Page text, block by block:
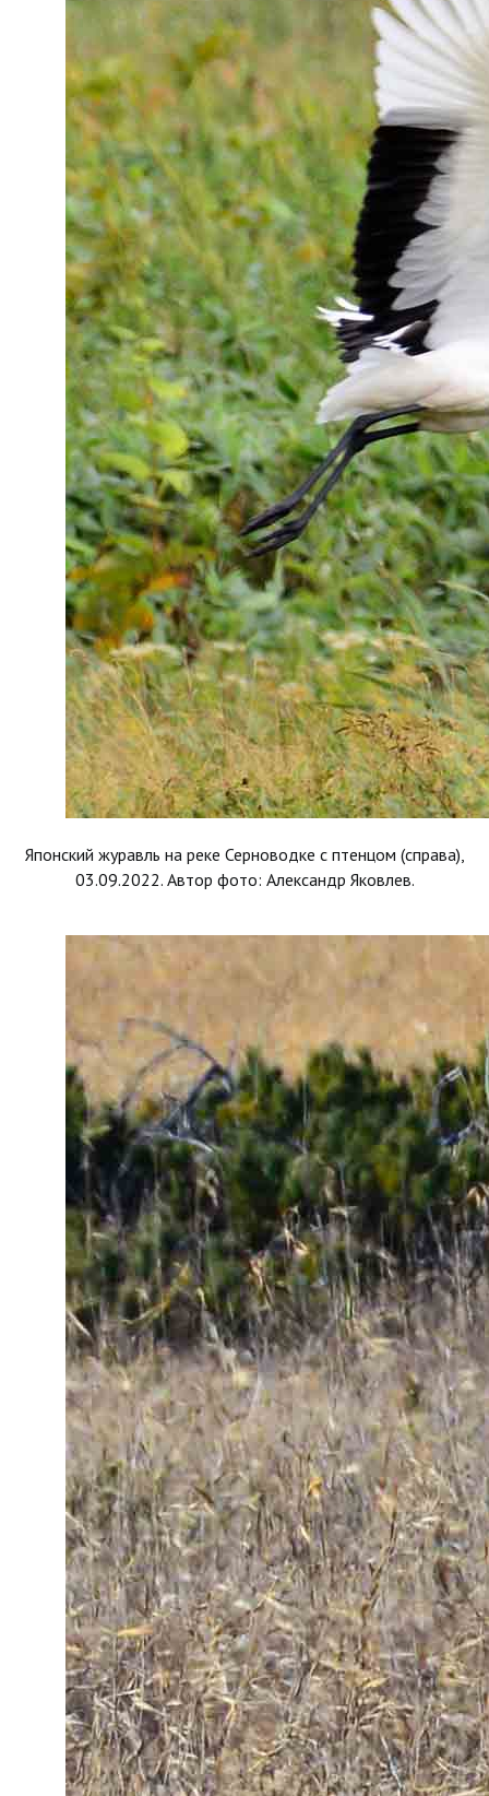
Японский журавль на реке Серноводке с птенцом (справа),
03.09.2022. Автор фото: Александр Яковлев.